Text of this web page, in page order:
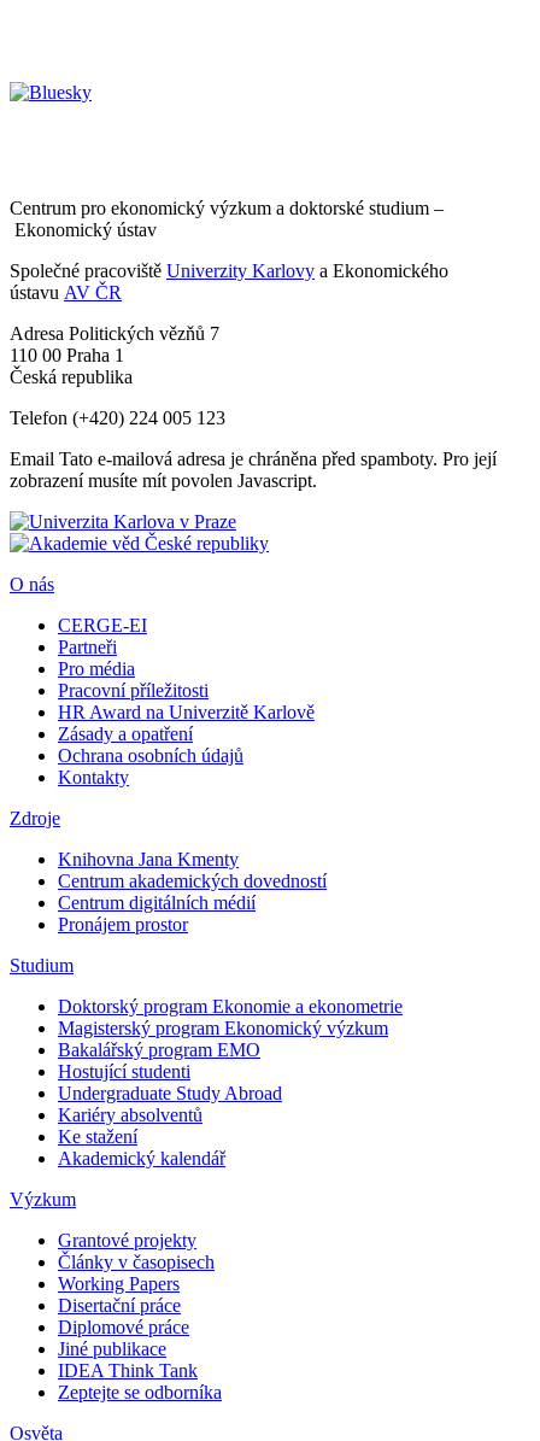
Centrum pro ekonomický výzkum a doktorské studium –
Ekonomický ústav
Společné pracoviště Univerzity Karlovy a Ekonomického
ústavu AV ČR
Adresa Politických vězňů 7
110 00 Praha 1
Česká republika
Telefon (+420) 224 005 123
Email Tato e-mailová adresa je chráněna před spamboty. Pro její
zobrazení musíte mít povolen Javascript.
O nás
CERGE-EI
Partneři
Pro média
Pracovní příležitosti
HR Award na Univerzitě Karlově
Zásady a opatření
Ochrana osobních údajů
Kontakty
Zdroje
Knihovna Jana Kmenty
Centrum akademických dovedností
Centrum digitálních médií
Pronájem prostor
Studium
Doktorský program Ekonomie a ekonometrie
Magisterský program Ekonomický výzkum
Bakalářský program EMO
Hostující studenti
Undergraduate Study Abroad
Kariéry absolventů
Ke stažení
Akademický kalendář
Výzkum
Grantové projekty
Články v časopisech
Working Papers
Disertační práce
Diplomové práce
Jiné publikace
IDEA Think Tank
Zeptejte se odborníka
Osvěta